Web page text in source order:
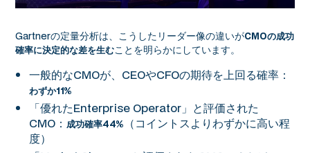
Gartnerの定量分析は、こうしたリーダー像の違いがCMOの成功
確率に決定的な差を生むことを明らかにしています。
一般的なCMOが、CEOやCFOの期待を上回る確率：
わずか11%
「優れたEnterprise Operator」と評価された
CMO：成功確率44%
（コイントスよりわずかに高い程
度）